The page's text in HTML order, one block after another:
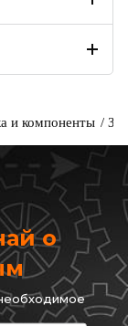
и компоненты
о